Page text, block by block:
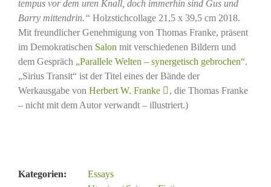
tempus vor dem uren Knall, doch immerhin sind Gus und
Barry mittendrin.“ Holzstichcollage 21,5 x 39,5 cm 2018.
Mit freundlicher Genehmigung von Thomas Franke, präsent
im Demokratischen Salon mit verschiedenen Bildern und
dem Gespräch „Parallele Welten – synergetisch gebrochen“.
„Sirius Transit“ ist der Titel eines der Bände der
Werkausgabe von Herbert W. Franke
, die Thomas Franke
– nicht mit dem Autor verwandt – illustriert.)
Kategorien:
Essays